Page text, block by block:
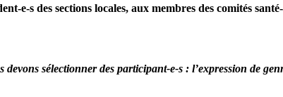
e-s des sections locales, aux membres des comités
sélectionner des participant-e-s : l’expression de